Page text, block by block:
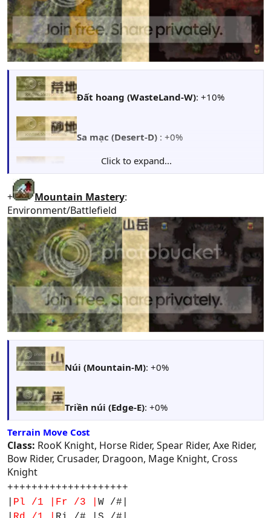
Đất hoang (WasteLand-W): +10%
Sa mạc (Desert-D) : +0%
Dung nham (Lava-L): +0% (bị giảm HP nếu
đứng trên địa hình này)
Click to expand...
+ Mountain Mastery:
Environment/Battlefield
Núi (Mountain-M): +0%
Triền núi (Edge-E): +0%
Terrain Move Cost
Class: RooK Knight, Horse Rider, Spear Rider, Axe Rider,
Bow Rider, Crusader, Dragoon, Mage Knight, Cross
Knight
++++++++++++++++++++
Pl /1 |Fr /3 | W /#|